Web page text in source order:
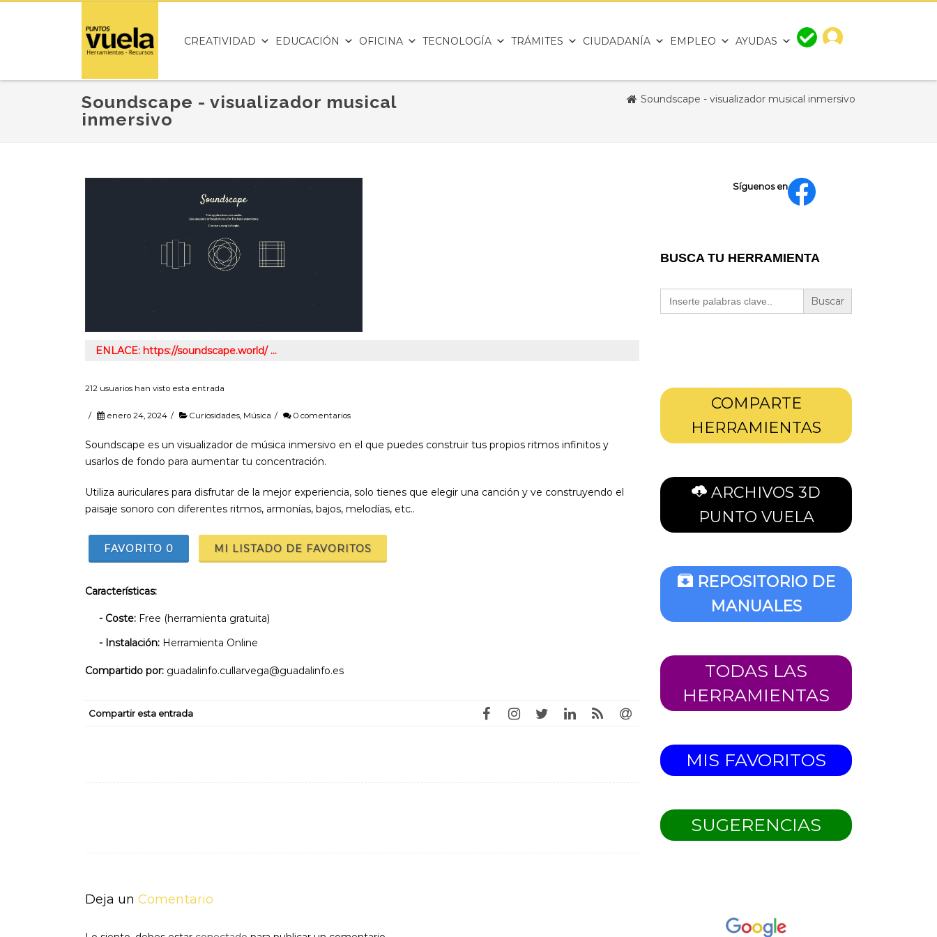
CREATIVIDAD EDUCACIÓN OFICINA TECNOLOGÍA TRÁMITES CIUDADANÍA EMPLEO AYUDAS
Soundscape - visualizador musical
inmersivo
Soundscape - visualizador musical inmersivo
ENLACE: https://soundscape.world/ …
212 usuarios han visto esta entrada
/ enero 24, 2024 / Curiosidades, Música / 0 comentarios
Soundscape es un visualizador de música inmersivo en el que puedes construir tus propios ritmos infinitos y
usarlos de fondo para aumentar tu concentración.
Utiliza auriculares para disfrutar de la mejor experiencia, solo tienes que elegir una canción y ve construyendo el
paisaje sonoro con diferentes ritmos, armonías, bajos, melodías, etc..
FAVORITO 0 MI LISTADO DE FAVORITOS
Características:
- Coste: Free (herramienta gratuita)
- Instalación: Herramienta Online
Compartido por: guadalinfo.cullarvega@guadalinfo.es
Compartir esta entrada
Deja un Comentario
Síguenos en
BUSCA TU HERRAMIENTA
Buscar:
COMPARTE
HERRAMIENTAS
ARCHIVOS 3D
PUNTO VUELA
REPOSITORIO DE
MANUALES
TODAS LAS
HERRAMIENTAS
MIS FAVORITOS
SUGERENCIAS